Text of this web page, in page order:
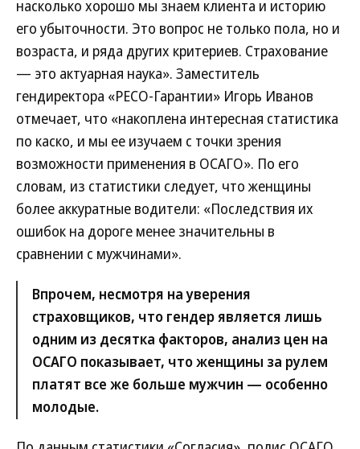
насколько хорошо мы знаем клиента и историю
его убыточности. Это вопрос не только пола, но и
возраста, и ряда других критериев. Страхование
— это актуарная наука». Заместитель
гендиректора «РЕСО-Гарантии» Игорь Иванов
отмечает, что «накоплена интересная статистика
по каско, и мы ее изучаем с точки зрения
возможности применения в ОСАГО». По его
словам, из статистики следует, что женщины
более аккуратные водители: «Последствия их
ошибок на дороге менее значительны в
сравнении с мужчинами».
Впрочем, несмотря на уверения
страховщиков, что гендер является лишь
одним из десятка факторов, анализ цен на
ОСАГО показывает, что женщины за рулем
платят все же больше мужчин — особенно
молодые.